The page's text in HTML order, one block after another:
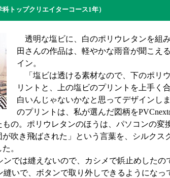
トップクリエイターコース1年）
透明な塩ビに、白のポリウレタンを組
田さんの作品は、軽やかな雨音が聞こえ
イン。
「塩ビは透ける素材なので、下のポリ
リントと、上の塩ビのプリントを上手く
白いんじゃないかなと思ってデザインし
のプリントは、私が選んだ図柄をPVCnext
もの。ポリウレタンのほうは、パソコンの変
が吹き飛ばされた」という言葉を、シルクス
。
では縫えないので、カシメで鋲止めしたの
いで、ボタンで取り外しできるようになっ